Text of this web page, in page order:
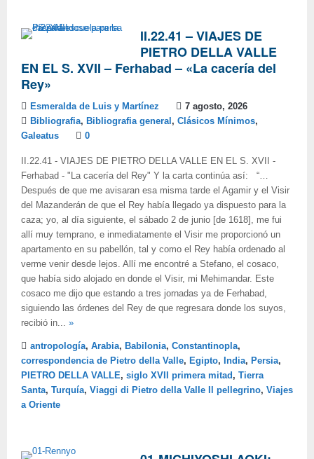
II.22.41 – VIAJES DE
PIETRO DELLA VALLE
EN EL S. XVII – Ferhabad – «La cacería del
Rey»
Esmeralda de Luis y Martínez
7 agosto, 2026
Bibliografia, Bibliografia general , Clásicos Mínimos,
Galeatus
0
II.22.41 - VIAJES DE PIETRO DELLA VALLE EN EL S. XVII -
Ferhabad - "La cacería del Rey" Y la carta continúa así: “…
Después de que me avisaran esa misma tarde el Agamir y el Visir
del Mazanderán de que el Rey había llegado ya dispuesto para la
caza; yo, al día siguiente, el sábado 2 de junio [de 1618], me fui
allí muy temprano, e inmediatamente el Visir me proporcionó un
apartamento en su pabellón, tal y como el Rey había ordenado al
verme venir desde lejos. Allí me encontré a Stefano, el cosaco,
que había sido alojado en donde el Visir, mi Mehimandar. Este
cosaco me dijo que estando a tres jornadas ya de Ferhabad,
siguiendo las órdenes del Rey de que regresara donde los suyos,
recibió in... »
antropología, Arabia, Babilonia, Constantinopla,
correspondencia de Pietro della Valle, Egipto, India, Persia,
PIETRO DELLA VALLE, siglo XVII primera mitad , Tierra
Santa, Turquía, Viaggi di Pietro della Valle Il pellegrino, Viajes
a Oriente